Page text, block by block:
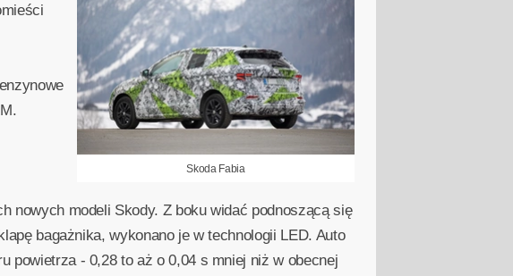
Skoda Fabia
nowych modeli Skody. Z boku widać podnoszącą się
bagażnika, wykonano je w technologii LED. Auto
powietrza - 0,28 to aż o 0,04 s mniej niż w obecnej